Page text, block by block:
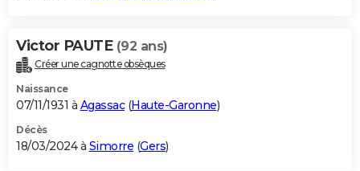
Victor PAUTE (92 ans)
Créer une cagnotte obsèques
Naissance
07/11/1931 à Agassac(Haute-Garonne)
Décès
18/03/2024 à Simorre (Gers)